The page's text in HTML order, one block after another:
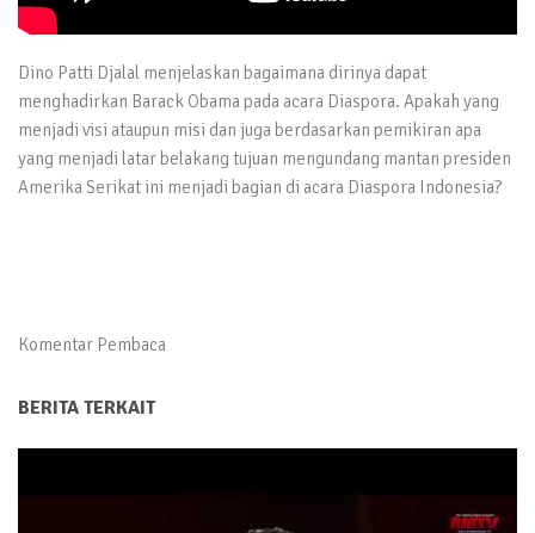
Dino Patti Djalal menjelaskan bagaimana dirinya dapat
menghadirkan Barack Obama pada acara Diaspora. Apakah yang
menjadi visi ataupun misi dan juga berdasarkan pemikiran apa
yang menjadi latar belakang tujuan mengundang mantan presiden
Amerika Serikat ini menjadi bagian di acara Diaspora Indonesia?
Komentar Pembaca
BERITA TERKAIT